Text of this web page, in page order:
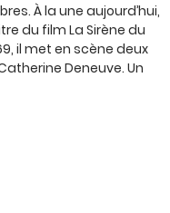
À la une aujourd’hui,
du film La Sirène du
il met en scène deux
Deneuve. Un